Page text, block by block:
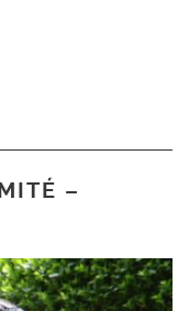
–